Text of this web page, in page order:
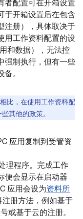
者配置可在开箱设置
于开箱设置后在包含
注册），具体取决于
用工作资料配置的设
和数据），无法控
强制执行，但有一些
。
比，在使用工作资料配
其他的政策。
应用复制到受管资
理程序。完成工作
便会显示在启动器
应用会设为资料所
册方法，例如基于
或基于云的注册。